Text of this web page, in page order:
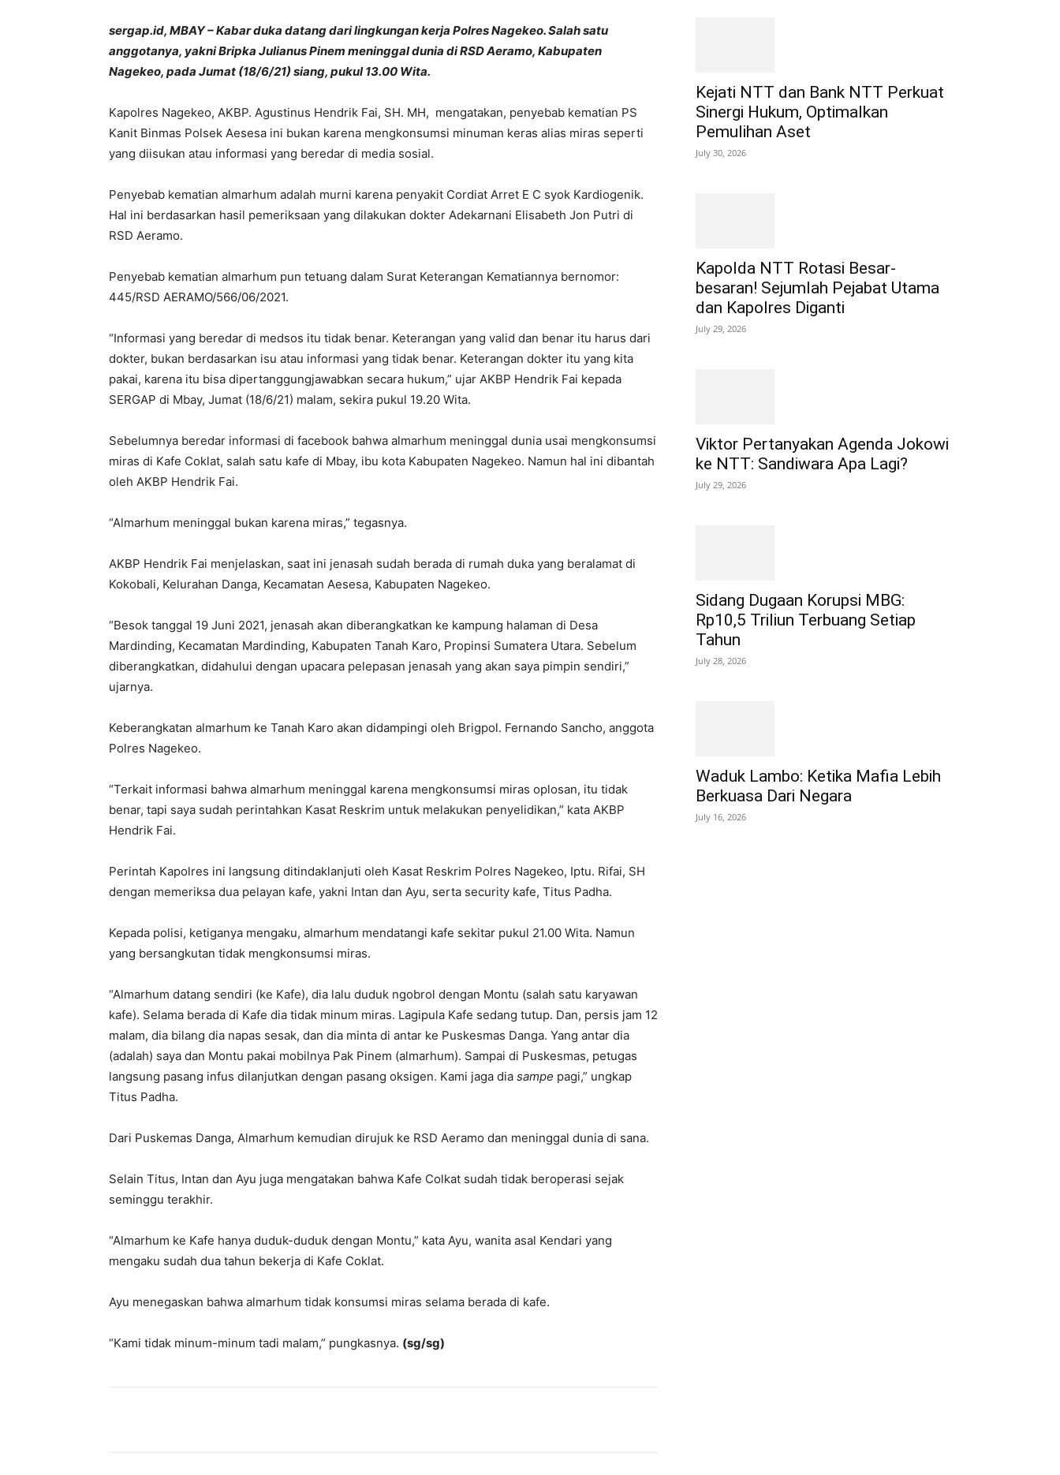
sergap.id, MBAY – Kabar duka datang dari lingkungan kerja Polres Nagekeo. Salah satu
anggotanya, yakni Bripka Julianus Pinem meninggal dunia di RSD Aeramo, Kabupaten
Nagekeo, pada Jumat (18/6/21) siang, pukul 13.00 Wita.
Kapolres Nagekeo, AKBP. Agustinus Hendrik Fai, SH. MH, mengatakan, penyebab kematian PS
Kanit Binmas Polsek Aesesa ini bukan karena mengkonsumsi minuman keras alias miras seperti
yang diisukan atau informasi yang beredar di media sosial.
Penyebab kematian almarhum adalah murni karena penyakit Cordiat Arret E C syok Kardiogenik.
Hal ini berdasarkan hasil pemeriksaan yang dilakukan dokter Adekarnani Elisabeth Jon Putri di
RSD Aeramo.
Penyebab kematian almarhum pun tetuang dalam Surat Keterangan Kematiannya bernomor:
445/RSD AERAMO/566/06/2021.
“Informasi yang beredar di medsos itu tidak benar. Keterangan yang valid dan benar itu harus dari
dokter, bukan berdasarkan isu atau informasi yang tidak benar. Keterangan dokter itu yang kita
pakai, karena itu bisa dipertanggungjawabkan secara hukum,” ujar AKBP Hendrik Fai kepada
SERGAP di Mbay, Jumat (18/6/21) malam, sekira pukul 19.20 Wita.
Sebelumnya beredar informasi di facebook bahwa almarhum meninggal dunia usai mengkonsumsi
miras di Kafe Coklat, salah satu kafe di Mbay, ibu kota Kabupaten Nagekeo. Namun hal ini dibantah
oleh AKBP Hendrik Fai.
“Almarhum meninggal bukan karena miras,” tegasnya.
AKBP Hendrik Fai menjelaskan, saat ini jenasah sudah berada di rumah duka yang beralamat di
Kokobali, Kelurahan Danga, Kecamatan Aesesa, Kabupaten Nagekeo.
“Besok tanggal 19 Juni 2021, jenasah akan diberangkatkan ke kampung halaman di Desa
Mardinding, Kecamatan Mardinding, Kabupaten Tanah Karo, Propinsi Sumatera Utara. Sebelum
diberangkatkan, didahului dengan upacara pelepasan jenasah yang akan saya pimpin sendiri,”
ujarnya.
Keberangkatan almarhum ke Tanah Karo akan didampingi oleh Brigpol. Fernando Sancho, anggota
Polres Nagekeo.
“Terkait informasi bahwa almarhum meninggal karena mengkonsumsi miras oplosan, itu tidak
benar, tapi saya sudah perintahkan Kasat Reskrim untuk melakukan penyelidikan,” kata AKBP
Hendrik Fai.
Perintah Kapolres ini langsung ditindaklanjuti oleh Kasat Reskrim Polres Nagekeo, Iptu. Rifai, SH
dengan memeriksa dua pelayan kafe, yakni Intan dan Ayu, serta security kafe, Titus Padha.
Kepada polisi, ketiganya mengaku, almarhum mendatangi kafe sekitar pukul 21.00 Wita. Namun
yang bersangkutan tidak mengkonsumsi miras.
“Almarhum datang sendiri (ke Kafe), dia lalu duduk ngobrol dengan Montu (salah satu karyawan
kafe). Selama berada di Kafe dia tidak minum miras. Lagipula Kafe sedang tutup. Dan, persis jam 12
malam, dia bilang dia napas sesak, dan dia minta di antar ke Puskesmas Danga. Yang antar dia
(adalah) saya dan Montu pakai mobilnya Pak Pinem (almarhum). Sampai di Puskesmas, petugas
langsung pasang infus dilanjutkan dengan pasang oksigen. Kami jaga dia sampe pagi,” ungkap
Titus Padha.
Dari Puskemas Danga, Almarhum kemudian dirujuk ke RSD Aeramo dan meninggal dunia di sana.
Selain Titus, Intan dan Ayu juga mengatakan bahwa Kafe Colkat sudah tidak beroperasi sejak
seminggu terakhir.
“Almarhum ke Kafe hanya duduk-duduk dengan Montu,” kata Ayu, wanita asal Kendari yang
mengaku sudah dua tahun bekerja di Kafe Coklat.
Ayu menegaskan bahwa almarhum tidak konsumsi miras selama berada di kafe.
“Kami tidak minum-minum tadi malam,” pungkasnya. (sg/sg)
Kejati NTT dan Bank NTT Perkuat
Sinergi Hukum, Optimalkan
Pemulihan Aset
July 30, 2026
Kapolda NTT Rotasi Besar-
besaran! Sejumlah Pejabat Utama
dan Kapolres Diganti
July 29, 2026
Viktor Pertanyakan Agenda Jokowi
ke NTT: Sandiwara Apa Lagi?
July 29, 2026
Sidang Dugaan Korupsi MBG:
Rp10,5 Triliun Terbuang Setiap
Tahun
July 28, 2026
Waduk Lambo: Ketika Mafia Lebih
Berkuasa Dari Negara
July 16, 2026